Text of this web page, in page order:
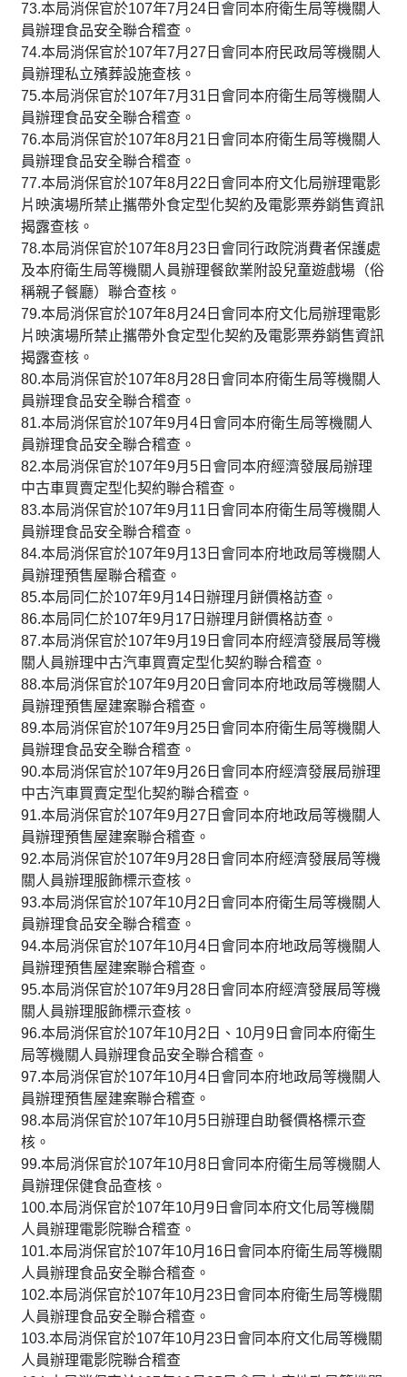
73.本局消保官於107年7月24日會同本府衛生局等機關人
員辦理食品安全聯合稽查。
74.本局消保官於107年7月27日會同本府民政局等機關人
員辦理私立殯葬設施查核。
75.本局消保官於107年7月31日會同本府衛生局等機關人
員辦理食品安全聯合稽查。
76.本局消保官於107年8月21日會同本府衛生局等機關人
員辦理食品安全聯合稽查。
77.本局消保官於107年8月22日會同本府文化局辦理電影
片映演場所禁止攜帶外食定型化契約及電影票券銷售資訊
揭露查核。
78.本局消保官於107年8月23日會同行政院消費者保護處
及本府衛生局等機關人員辦理餐飲業附設兒童遊戲場（俗
稱親子餐廳）聯合查核。
79.本局消保官於107年8月24日會同本府文化局辦理電影
片映演場所禁止攜帶外食定型化契約及電影票券銷售資訊
揭露查核。
80.本局消保官於107年8月28日會同本府衛生局等機關人
員辦理食品安全聯合稽查。
81.本局消保官於107年9月4日會同本府衛生局等機關人
員辦理食品安全聯合稽查。
82.本局消保官於107年9月5日會同本府經濟發展局辦理
中古車買賣定型化契約聯合稽查。
83.本局消保官於107年9月11日會同本府衛生局等機關人
員辦理食品安全聯合稽查。
84.本局消保官於107年9月13日會同本府地政局等機關人
員辦理預售屋聯合稽查。
85.本局同仁於107年9月14日辦理月餅價格訪查。
86.本局同仁於107年9月17日辦理月餅價格訪查。
87.本局消保官於107年9月19日會同本府經濟發展局等機
關人員辦理中古汽車買賣定型化契約聯合稽查。
88.本局消保官於107年9月20日會同本府地政局等機關人
員辦理預售屋建案聯合稽查。
89.本局消保官於107年9月25日會同本府衛生局等機關人
員辦理食品安全聯合稽查。
90.本局消保官於107年9月26日會同本府經濟發展局辦理
中古汽車買賣定型化契約聯合稽查。
91.本局消保官於107年9月27日會同本府地政局等機關人
員辦理預售屋建案聯合稽查。
92.本局消保官於107年9月28日會同本府經濟發展局等機
關人員辦理服飾標示查核。
93.本局消保官於107年10月2日會同本府衛生局等機關人
員辦理食品安全聯合稽查。
94.本局消保官於107年10月4日會同本府地政局等機關人
員辦理預售屋建案聯合稽查。
95.本局消保官於107年9月28日會同本府經濟發展局等機
關人員辦理服飾標示查核。
96.本局消保官於107年10月2日、10月9日會同本府衛生
局等機關人員辦理食品安全聯合稽查。
97.本局消保官於107年10月4日會同本府地政局等機關人
員辦理預售屋建案聯合稽查。
98.本局消保官於107年10月5日辦理自助餐價格標示查
核。
99.本局消保官於107年10月8日會同本府衛生局等機關人
員辦理保健食品查核。
100.本局消保官於107年10月9日會同本府文化局等機關
人員辦理電影院聯合稽查。
101.本局消保官於107年10月16日會同本府衛生局等機關
人員辦理食品安全聯合稽查。
102.本局消保官於107年10月23日會同本府衛生局等機關
人員辦理食品安全聯合稽查。
103.本局消保官於107年10月23日會同本府文化局等機關
人員辦理電影院聯合稽查